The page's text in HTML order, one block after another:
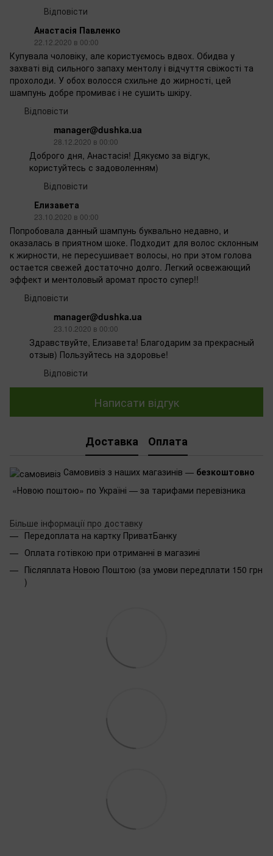
Відповісти
Анастасія Павленко
22.12.2020 в 00:00
Купувала чоловіку, але користуємось вдвох. Обидва у
захваті від сильного запаху ментолу і відчуття свіжості та
прохолоди. У обох волосся схильне до жирності, цей
шампунь добре промиває і не сушить шкіру.
Відповісти
manager@dushka.ua
28.12.2020 в 00:00
Доброго дня, Анастасія! Дякуємо за відгук,
користуйтесь с задоволенням)
Відповісти
Елизавета
23.10.2020 в 00:00
Попробовала данный шампунь буквально недавно, и
оказалась в приятном шоке. Подходит для волос склонным
к жирности, не пересушивает волосы, но при этом голова
остается свежей достаточно долго. Легкий освежающий
эффект и ментоловый аромат просто супер!!
Відповісти
manager@dushka.ua
23.10.2020 в 00:00
Здравствуйте, Елизавета! Благодарим за прекрасный
отзыв) Пользуйтесь на здоровье!
Відповісти
Написати відгук
Доставка Оплата
Самовивіз з наших магазинів — безкоштовно
«Новою поштою» по Україні — за тарифами перевізника
Більше інформації про доставку
Передоплата на картку ПриватБанку
Оплата готівкою при отриманні в магазині
Післяплата Новою Поштою (за умови передплати 150 грн
)